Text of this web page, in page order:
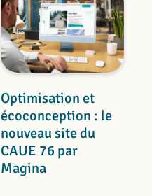
Optimisation et
écoconception : le
nouveau site du
CAUE 76 par
Magina